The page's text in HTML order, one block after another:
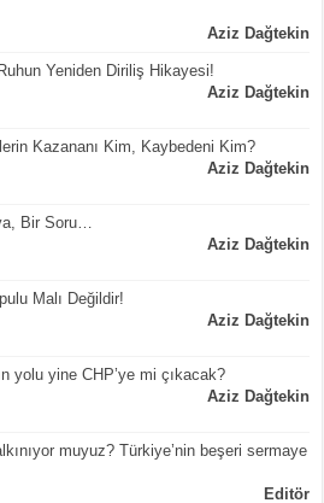
Aziz Dağtekin
Yeniden Diriliş Hikayesi!
Aziz Dağtekin
Kazananı Kim, Kaybedeni Kim?
Aziz Dağtekin
Bir Soru…
Aziz Dağtekin
Malı Değildir!
Aziz Dağtekin
yolu yine CHP’ye mi çıkacak?
Aziz Dağtekin
muyuz? Türkiye’nin beşeri sermaye
Editör